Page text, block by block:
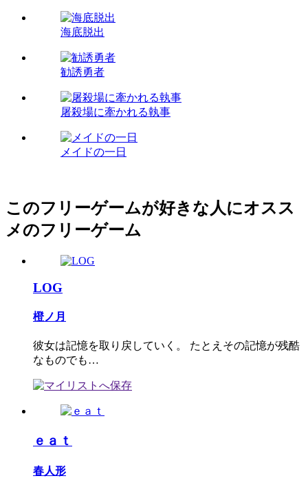
海底脱出
勧誘勇者
屠殺場に牽かれる執事
メイドの一日
このフリーゲームが好きな人にオスス
メのフリーゲーム
LOG
橙ノ月
彼女は記憶を取り戻していく。 たとえその記憶が残酷
なものでも…
ｅａｔ
春人形